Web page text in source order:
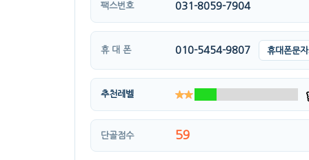
팩스번호 031-8059-7904
휴 대 폰 010-5454-9807 휴대폰문
추천레벨
단골점수 59